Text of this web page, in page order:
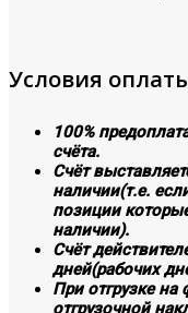
Условия
100%
счёта.
Счёт
наличии(т.е.
позиции
наличии).
Счёт
дней(рабочих
При отгрузке
отгрузочной